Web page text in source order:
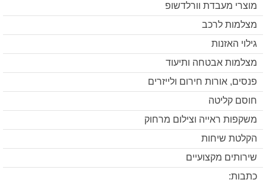
מוצרי מעבדת וורלדשופ
מצלמות לרכב
גילוי האזנות
מצלמות אבטחה ותיעוד
פנסים, אורות חירום ולייזרים
חוסם קליטה
משקפות ראייה וצילום מרחוק
הקלטת שיחות
שירותים מקצועיים
כתבות: